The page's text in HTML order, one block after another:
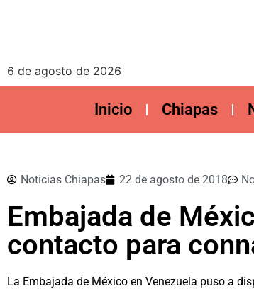
6 de agosto de 2026
Inicio Chiapas
Noticias Chiapas 22 de agosto de 2018
Embajada de
contacto para
La Embajada de México en Venezuela puso a